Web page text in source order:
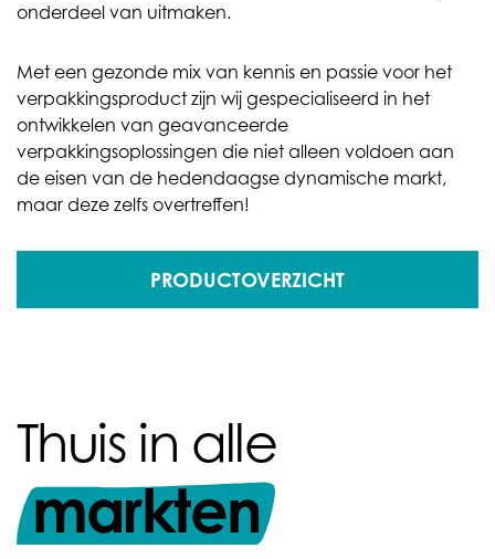
onderdeel van uitmaken.
Met een gezonde mix van kennis en passie voor het
verpakkingsproduct zijn wij gespecialiseerd in het
ontwikkelen van geavanceerde
verpakkingsoplossingen die niet alleen voldoen aan
de eisen van de hedendaagse dynamische markt,
maar deze zelfs overtreffen!
PRODUCTOVERZICHT
Thuis in alle
markten